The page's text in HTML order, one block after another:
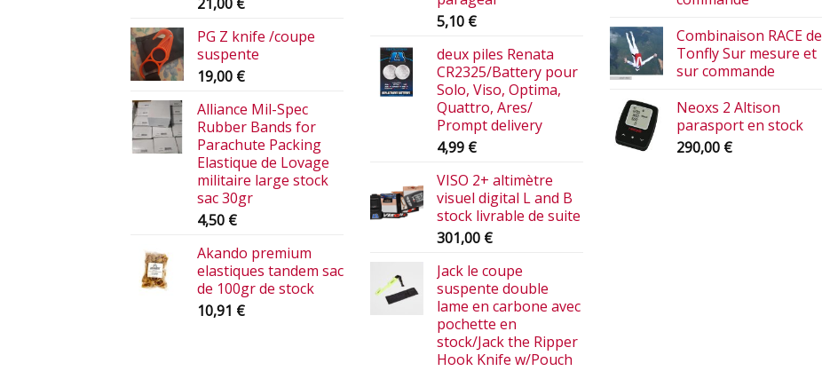
21,00 €
PG Z knife /coupe
suspente
19,00 €
Alliance Mil-Spec
Rubber Bands for
Parachute Packing
Elastique de Lovage
militaire large stock
sac 30gr
4,50 €
Akando premium
elastiques tandem sac
de 100gr de stock
10,91 €
5,10 €
deux piles Renata
CR2325/Battery pour
Solo, Viso, Optima,
Quattro, Ares/
Prompt delivery
4,99 €
VISO 2+ altimètre
visuel digital L and B
stock livrable de suite
301,00 €
Jack le coupe
suspente double
lame en carbone avec
pochette en
stock/Jack the Ripper
Hook Knife w/Pouch
Combinaison RACE de
Tonfly Sur mesure et
sur commande
Neoxs 2 Altison
parasport en stock
290,00 €